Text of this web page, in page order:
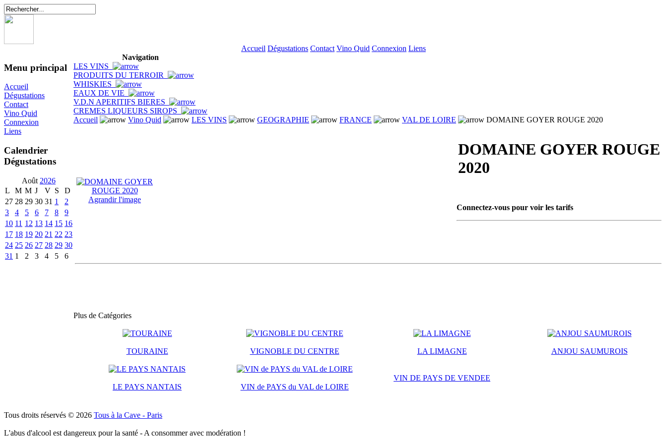
Accueil Dégustations Contact Vino Quid Connexion Liens
Menu principal
Accueil
Dégustations
Contact
Vino Quid
Connexion
Liens
Calendrier
Dégustations
Août 2026
L
M M J V S
D
27 28 29 30 31 1
2
3
4 5 6 7 8
9
10 11 12 13 14 15 16
17 18 19 20 21 22 23
24 25 26 27 28 29 30
31 1 2 3 4 5 6
Navigation
LES VINS
PRODUITS DU TERROIR
WHISKIES
EAUX DE VIE
V.D.N APERITIFS BIERES
CREMES LIQUEURS SIROPS
Accueil
Vino Quid LES VINS GEOGRAPHIE FRANCE VAL DE LOIRE DOMAINE GOYER ROUGE 2020
Agrandir l'image
DOMAINE GOYER ROUGE
2020
Connectez-vous pour voir les tarifs
Plus de Catégories
TOURAINE VIGNOBLE DU CENTRE LA LIMAGNE ANJOU SAUMUROIS
LE PAYS NANTAIS VIN de PAYS du VAL de LOIRE
VIN DE PAYS DE VENDEE
Tous droits réservés © 2026 Tous à la Cave - Paris
L'abus d'alcool est dangereux pour la santé - A consommer avec modération !